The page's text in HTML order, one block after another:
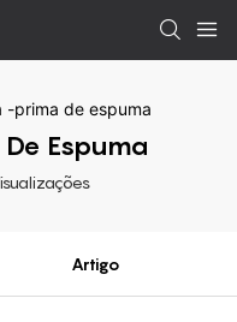
-prima de espuma
Espuma
Artigo